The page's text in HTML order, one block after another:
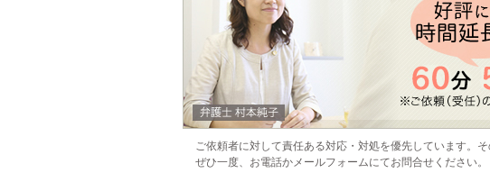
ご依頼者に対して責任ある対応・対処を優先しています。
ぜひ一度、お電話かメールフォームにてお問合せください。